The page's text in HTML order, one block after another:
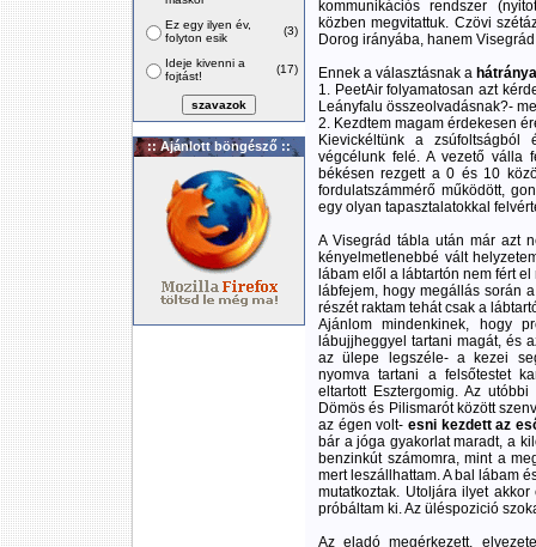
Ez egy ilyen év,
folyton esik
(3)
Ideje kivenni a
fojtást!
(17)
:: Ajánlott böngésző ::
kommunikációs rendszer
közben megvitattuk. Czövi
Dorog irányába, hanem
Ennek a választásnak a
1. PeetAir folyamatosan azt
Leányfalu összeolvadásnak?-
2. Kezdtem magam érdekesen
Kievickéltünk a zsúfoltságból
végcélunk felé. A vezető válla
békésen rezgett a 0 és 10
fordulatszámmérő működött,
egy olyan tapasztalatokkal
A Visegrád tábla után már azt
kényelmetlenebbé vált
lábam elől a lábtartón nem fért
lábfejem, hogy megállás során
részét raktam tehát csak a
Ajánlom mindenkinek, hogy
lábujjheggyel tartani magát, és
az ülepe legszéle- a kezei
nyomva tartani a felsőtestet
eltartott Esztergomig. Az
Dömös és Pilismarót között
az égen volt- esni kezdett az
bár a jóga gyakorlat maradt, a
benzinkút számomra, mint a
mert leszállhattam. A bal lábam
mutatkoztak. Utoljára ilyet
próbáltam ki. Az üléspozició
Az eladó megérkezett,